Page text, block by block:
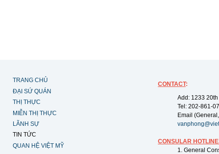
TRANG CHỦ
ĐẠI SỨ QUÁN
THỊ THỰC
MIỄN THỊ THỰC
LÃNH SỰ
TIN TỨC
QUAN HỆ VIỆT MỸ
CONTACT:
Add: 1233
Tel: 202-861-
Email
CONSULAR
1. General